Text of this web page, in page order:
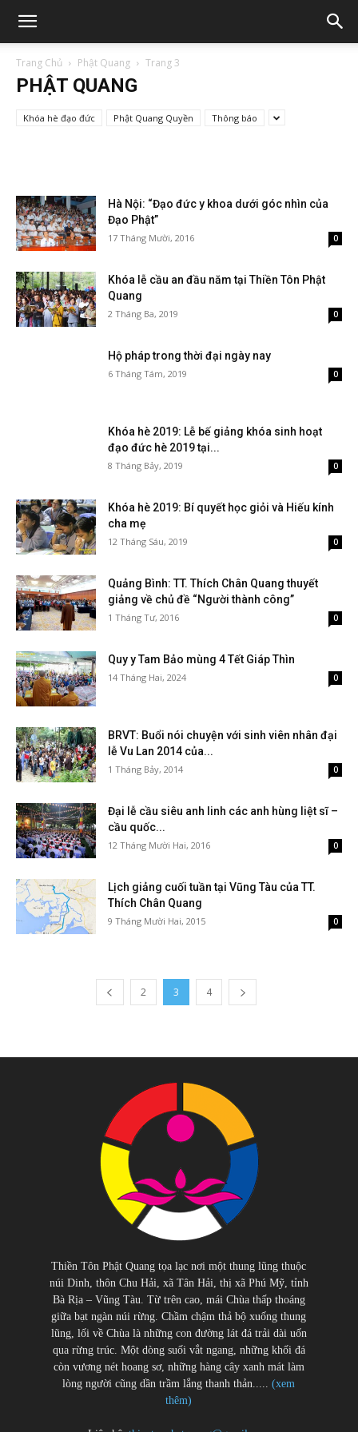
Trang Chủ Phật Quang Trang 3
PHẬT QUANG
Khóa hè đạo đức Phật Quang Quyền Thông báo
Hà Nội: “Đạo đức y khoa dưới góc nhìn của
Đạo Phật”
17 Tháng Mười, 2016 0
Khóa lễ cầu an đầu năm tại Thiền Tôn Phật
Quang
2 Tháng Ba, 2019 0
Hộ pháp trong thời đại ngày nay
6 Tháng Tám, 2019 0
Khóa hè 2019: Lễ bế giảng khóa sinh hoạt
đạo đức hè 2019 tại...
8 Tháng Bảy, 2019 0
Khóa hè 2019: Bí quyết học giỏi và Hiếu kính
cha mẹ
12 Tháng Sáu, 2019 0
Quảng Bình: TT. Thích Chân Quang thuyết
giảng về chủ đề “Người thành công”
1 Tháng Tư, 2016 0
Quy y Tam Bảo mùng 4 Tết Giáp Thìn
14 Tháng Hai, 2024 0
BRVT: Buổi nói chuyện với sinh viên nhân đại
lễ Vu Lan 2014 của...
1 Tháng Bảy, 2014 0
Đại lễ cầu siêu anh linh các anh hùng liệt sĩ –
cầu quốc...
12 Tháng Mười Hai, 2016 0
Lịch giảng cuối tuần tại Vũng Tàu của TT.
Thích Chân Quang
9 Tháng Mười Hai, 2015 0
2 3 4
Thiền Tôn Phật Quang tọa lạc nơi một thung lũng thuộc
núi Dinh, thôn Chu Hải, xã Tân Hải, thị xã Phú Mỹ, tỉnh
Bà Rịa – Vũng Tàu. Từ trên cao, mái Chùa thấp thoáng
giữa bạt ngàn núi rừng. Chầm chậm thả bộ xuống thung
lũng, lối về Chùa là những con đường lát đá trải dài uốn
qua rừng trúc. Một dòng suối vắt ngang, những khối đá
còn vương nét hoang sơ, những hàng cây xanh mát làm
lòng người cũng dần trầm lắng thanh thản.....(xem
thêm)